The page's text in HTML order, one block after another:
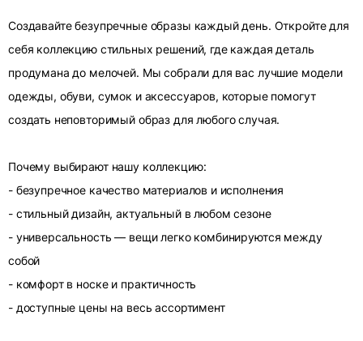
Создавайте безупречные образы каждый день. Откройте для
себя коллекцию стильных решений, где каждая деталь
продумана до мелочей. Мы собрали для вас лучшие модели
одежды, обуви, сумок и аксессуаров, которые помогут
создать неповторимый образ для любого случая.
Почему выбирают нашу коллекцию:
- безупречное качество материалов и исполнения
- стильный дизайн, актуальный в любом сезоне
- универсальность — вещи легко комбинируются между
собой
- комфорт в носке и практичность
- доступные цены на весь ассортимент